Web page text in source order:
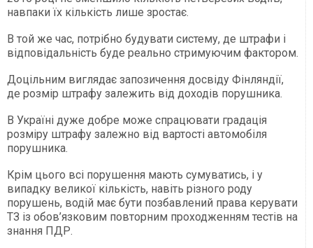
навпаки їх кількість лише зростає.
В той же час, потрібно будувати систему, де штрафи і
відповідальність буде реально стримуючим фактором.
Доцільним виглядає запозичення досвіду Фінляндії,
де розмір штрафу залежить від доходів порушника.
В Україні дуже добре може спрацювати градація
розміру штрафу залежно від вартості автомобіля
порушника.
Крім цього всі порушення мають сумуватись, і у
випадку великої кількість, навіть різного роду
порушень, водій має бути позбавлений права керувати
ТЗ із обов’язковим повторним проходженням тестів на
знання ПДР.